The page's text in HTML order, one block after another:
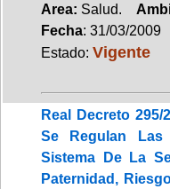
Area: Salud.
Fecha: 31/03/2009
Estado: Vigente
Real Decreto
Se Regulan Las
Sistema De La
Paternidad,